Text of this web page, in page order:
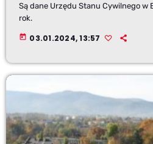
Są dane Urzędu Stanu Cywilnego w
rok.
today 03.01.2024, 13:57